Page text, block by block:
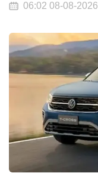
06:02 08-08-2026